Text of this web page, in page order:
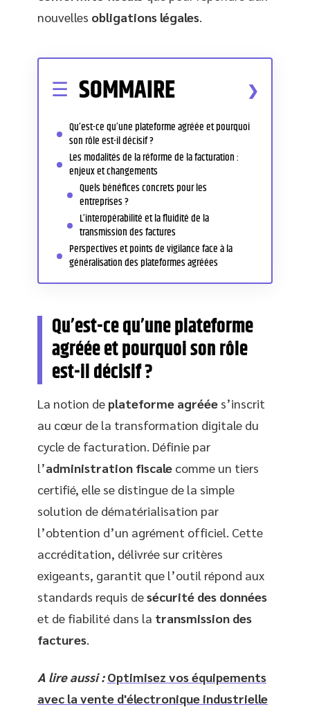
nouvelles obligations légales.
SOMMAIRE
Qu’est-ce qu’une plateforme agréée et pourquoi
son rôle est-il décisif ?
Les modalités de la réforme de la facturation :
enjeux et changements
Quels bénéfices concrets pour les
entreprises ?
L’interopérabilité et la fluidité de la
transmission des factures
Perspectives et points de vigilance face à la
généralisation des plateformes agréées
Qu’est-ce qu’une plateforme
agréée et pourquoi son rôle
est-il décisif ?
La notion de plateforme agréée s’inscrit
au cœur de la transformation digitale du
cycle de facturation. Définie par
l’administration fiscale comme un tiers
certifié, elle se distingue de la simple
solution de dématérialisation par
l’obtention d’un agrément officiel. Cette
accréditation, délivrée sur critères
exigeants, garantit que l’outil répond aux
standards requis desécurité des données
et de fiabilité dans la transmission des
factures.
A lire aussi : Optimisez vos équipements
avec la vente d'électronique industrielle